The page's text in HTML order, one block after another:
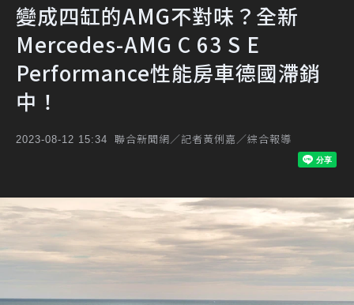
變成四缸的AMG不對味？全新
Mercedes-AMG C 63 S E
Performance性能房車德國滯銷
中！
2023-08-12 15:34 聯合新聞網／記者黃俐嘉／綜合報導